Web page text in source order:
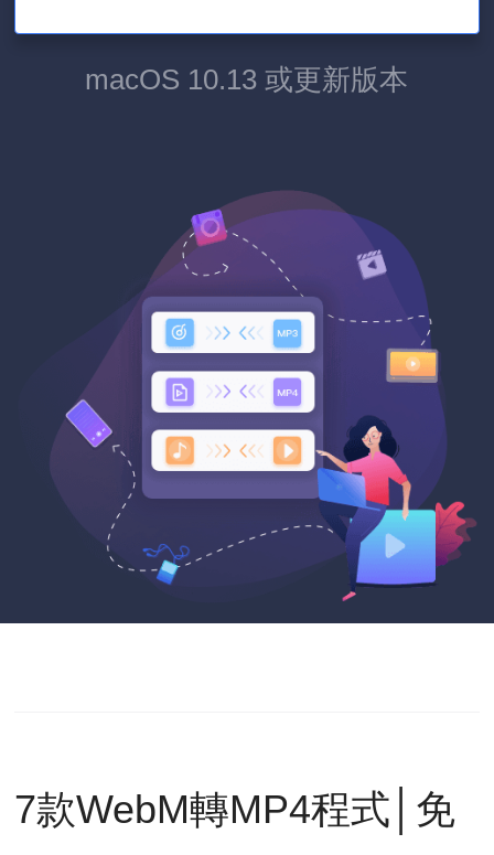
macOS 10.13 或更新版本
7款WebM轉MP4程式│免